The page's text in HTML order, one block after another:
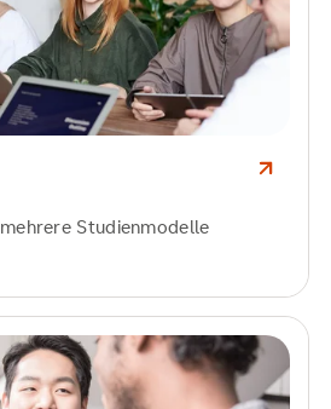
mehrere Studienmodelle